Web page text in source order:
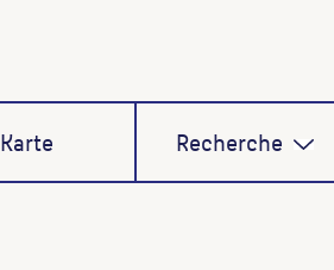
Karte Recherche